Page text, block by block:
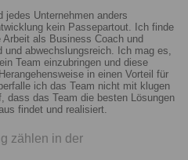
Unternehmen anders
kein Passepartout. Ich finde
als Business Coach und
abwechslungsreich. Ich mag es,
Team einzubringen und diese
in einen Vorteil für
ich das Team nicht mit klugen
dass das Team die besten Lösungen
findet und realisiert.
zählen in der